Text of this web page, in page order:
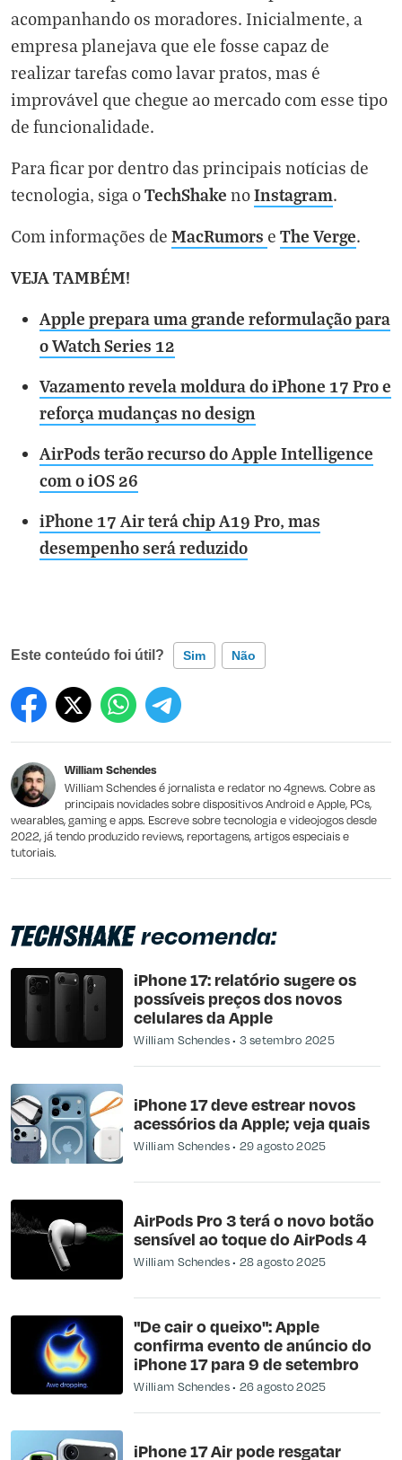
acompanhando os moradores. Inicialmente, a
empresa planejava que ele fosse capaz de
realizar tarefas como lavar pratos, mas é
improvável que chegue ao mercado com esse tipo
de funcionalidade.
Para ficar por dentro das principais notícias de
tecnologia, siga oTechShake noInstagram.
Com informações de MacRumors e The Verge.
VEJA TAMBÉM!
Apple prepara uma grande reformulação para
o Watch Series 12
Vazamento revela moldura do iPhone 17 Pro e
reforça mudanças no design
AirPods terão recurso do Apple Intelligence
com o iOS 26
iPhone 17 Air terá chip A19 Pro, mas
desempenho será reduzido
Este conteúdo foi útil? Sim Não
Este conteúdo contém informação incorreta
Outro
William Schendes
William Schendes é jornalista e redator no 4gnews. Cobre as
principais novidades sobre dispositivos Android e Apple, PCs,
wearables, gaming e apps. Escreve sobre tecnologia e videojogos desde
2022, já tendo produzido reviews, reportagens, artigos especiais e
tutoriais.
recomenda:
iPhone 17: relatório sugere os
possíveis preços dos novos
celulares da Apple
William Schendes 3 setembro 2025
iPhone 17 deve estrear novos
acessórios da Apple; veja quais
William Schendes 29 agosto 2025
AirPods Pro 3 terá o novo botão
sensível ao toque do AirPods 4
William Schendes 28 agosto 2025
"De cair o queixo": Apple
confirma evento de anúncio do
iPhone 17 para 9 de setembro
William Schendes 26 agosto 2025
iPhone 17 Air pode resgatar